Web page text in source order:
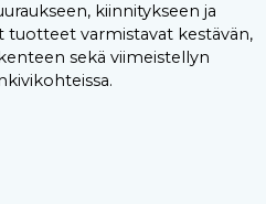
kiinnitykseen ja
tuotteet varmistavat kestävän,
sekä viimeistellyn